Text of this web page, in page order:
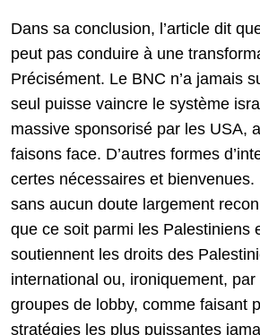
Dans sa conclusion, l’article dit
peut pas conduire à une
Précisément. Le BNC n’a jamais
seul puisse vaincre le système
massive sponsorisé par les USA,
faisons face. D’autres formes
certes nécessaires et bienvenues.
sans aucun doute largement
que ce soit parmi les Palestiniens
soutiennent les droits des
international ou, ironiquement,
groupes de lobby, comme faisant
stratégies les plus puissantes